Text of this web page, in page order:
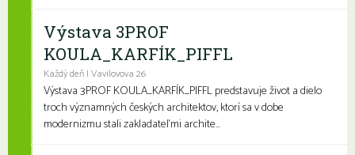
Výstava 3PROF
KOULA_KARFÍK_PIFFL
Každý deň | Vavilovova 26
Výstava 3PROF KOULA_KARFÍK_PIFFL predstavuje život a dielo
troch významných českých architektov, ktorí sa v dobe
modernizmu stali zakladateľmi archite...